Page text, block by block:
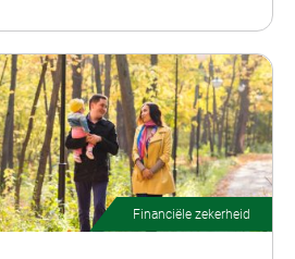
Financiële zekerheid